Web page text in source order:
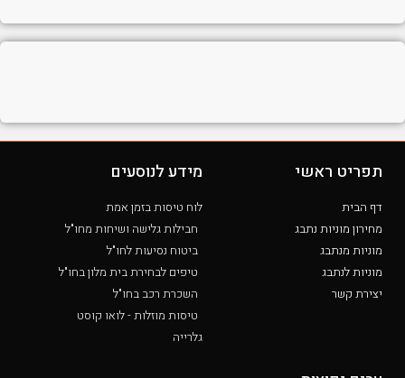
תפריט ראשי
דף הבית
מחירון מוניות נתבג
מוניות מנתבג
מוניות לנתבג
יצירת קשר
מידע לנוסעים
לוח טיסות בזמן אמת
חבילות גלישה ושיחות מחו"ל
ביטוח נסיעות לחו"ל
טיפים לבחירת בית מלון בחו"ל
השכרת רכב בחו"ל
טיסות מוזלות - לואו קוסט
גלרייה